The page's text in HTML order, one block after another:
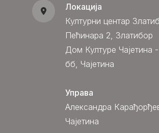
Локација
Културни центар
Пећинара 2, Златибор
Дом Културе Чајетина
бб, Чајетина
Управа
Александра
Чајетина